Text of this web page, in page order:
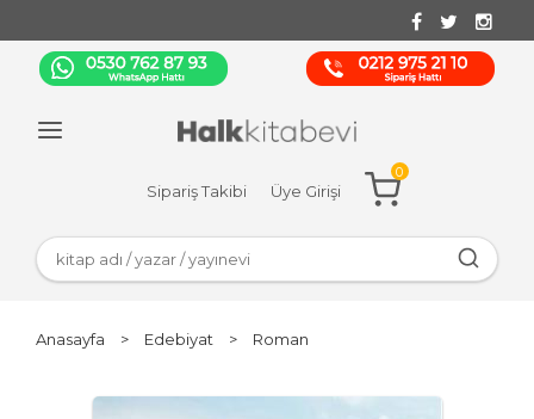
Sipariş Takibi Üye Girişi
0
Anasayfa > Edebiyat > Roman